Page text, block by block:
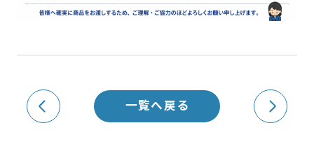
一覧へ戻る